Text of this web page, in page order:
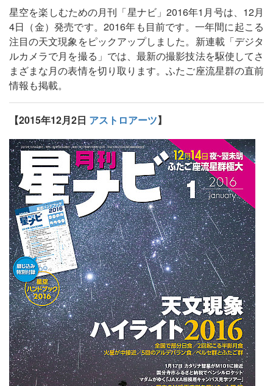
星空を楽しむための月刊「星ナビ」2016年1月号は、12月
4日（金）発売です。2016年も目前です。一年間に起こる
注目の天文現象をピックアップしました。新連載「デジタ
ルカメラで月を撮る」では、最新の撮影技法を駆使してさ
まざまな月の表情を切り取ります。ふたご座流星群の直前
情報も掲載。
【2015年12月2日 アストロアーツ】